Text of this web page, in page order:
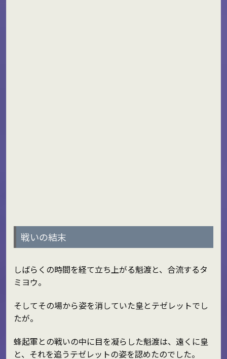
戦いの結末
しばらくの時間を経て立ち上がる魁渡と、合流するタ
ミヨウ。
そしてその場から姿を消していた皇とテゼレットでし
たが。
蜂起軍との戦いの中に目を凝らした魁渡は、遠くに皇
と、それを追うテゼレットの姿を認めたのでした。